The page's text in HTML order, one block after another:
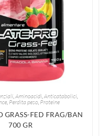
Aminoacidi Anticatabolici
, Perdita peso, Proteine
GRASS-FED FRAG/BAN
700 GR